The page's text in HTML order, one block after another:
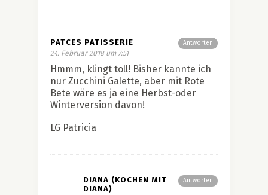
Antworten
PATCES PATISSERIE
24. Februar 2018 um 7:51
Hmmm, klingt toll! Bisher kannte ich
nur Zucchini Galette, aber mit Rote
Bete wäre es ja eine Herbst-oder
Winterversion davon!
LG Patricia
Antworten
DIANA (KOCHEN MIT
DIANA)